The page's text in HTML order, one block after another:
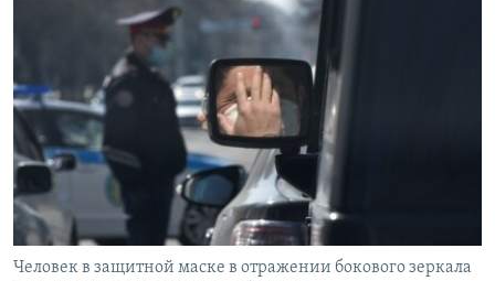
Человек в защитной маске в отражении бокового зеркала